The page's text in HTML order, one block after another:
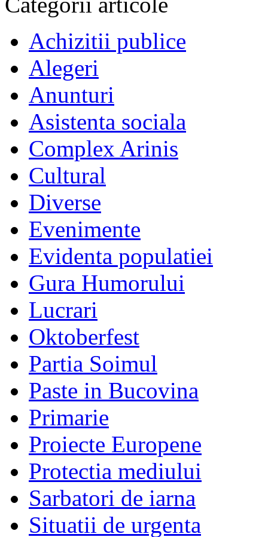
Achizitii publice
Alegeri
Anunturi
Asistenta sociala
Complex Arinis
Cultural
Diverse
Evenimente
Evidenta populatiei
Gura Humorului
Lucrari
Oktoberfest
Partia Soimul
Paste in Bucovina
Primarie
Proiecte Europene
Protectia mediului
Sarbatori de iarna
Situatii de urgenta